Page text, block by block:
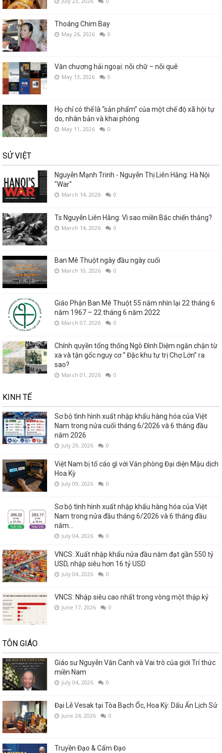
Thoáng Chim Bay
May 26, 2026 0
Văn chương hải ngoại: nỗi chữ – nỗi quê
May 13, 2026 0
Họ chỉ có thể là “sản phẩm” của một chế độ xã hội tự
do, nhân bản và khai phóng
May 11, 2026 0
SỬ VIỆT
Nguyễn Mạnh Trinh - Nguyễn Thị Liên Hằng: Hà Nội
"War"
March 14, 2026 0
Ts Nguyễn Liên Hằng: Vì sao miền Bắc chiến thắng?
March 14, 2026 0
Ban Mê Thuột ngày đầu ngày cuối
March 10, 2026 0
Giáo Phận Ban Mê Thuột 55 năm nhìn lại 22 tháng 6
năm 1967 – 22 tháng 6 năm 2022
March 07, 2026 0
Chính quyền tổng thống Ngô Đình Diệm ngăn chận từ
xa và tận gốc nguy cơ “ Đặc khu tự trị Chợ Lớn” ra
sao?
March 01, 2026 0
KINH TẾ
Sơ bộ tình hình xuất nhập khẩu hàng hóa của Việt
Nam trong nửa cuối tháng 6/2026 và 6 tháng đầu
năm 2026
July 29, 2026 0
Việt Nam bị tố cáo gì với Văn phòng Đại diện Mậu dịch
Hoa Kỳ
July 09, 2026 0
Sơ bộ tình hình xuất nhập khẩu hàng hóa của Việt
Nam trong nửa đầu tháng 6/2026 và 6 tháng đầu
năm...
July 04, 2026 0
VNCS: Xuất nhập khẩu nửa đầu năm đạt gần 550 tỷ
USD, nhập siêu hơn 16 tỷ USD
July 04, 2026 0
VNCS: Nhập siêu cao nhất trong vòng một thập kỷ
June 17, 2026 0
TÔN GIÁO
Giáo sư Nguyễn Văn Canh và Vai trò của giới Trí thức
miền Nam
July 04, 2026 0
Đại Lễ Vesak tại Tòa Bạch Ốc, Hoa Kỳ: Dấu Ấn Lịch Sử
June 24, 2026 0
Truyền Đạo & Cấm Đạo